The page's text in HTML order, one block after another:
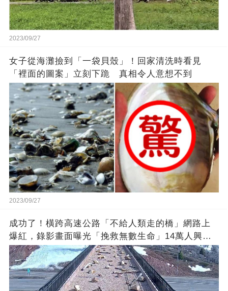
2023/09/27
女子從海灘撿到「一袋貝殼」！回家清洗時看見
「裡面的圖案」立刻下跪 真相令人意想不到
2023/09/27
成功了！橫跨高速公路「不給人類走的橋」網路上
爆紅，錄影畫面曝光「挽救無數生命」14萬人興奮
歡呼